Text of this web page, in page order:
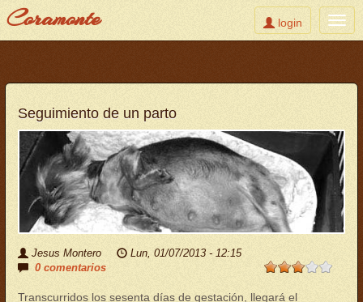
contenido
Coramonte
Toggle
user
login
Seguimiento de un parto
Jesus Montero
Lun, 01/07/2013 - 12:15
0 comentarios
Transcurridos los sesenta días de gestación, llegará el